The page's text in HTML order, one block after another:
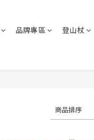
品牌專區 登山杖
商品排序